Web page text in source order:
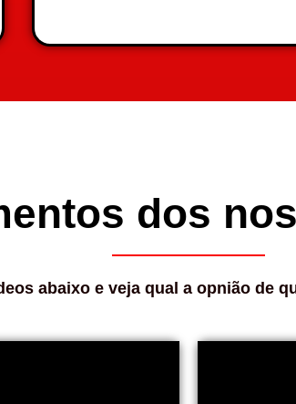
dos
abaixo e veja qual a opnião de